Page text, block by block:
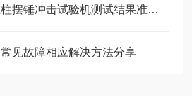
正确维护是确保双立柱摆锤冲击试验机测试结果准确可靠的关键
见故障相应解决方法分享